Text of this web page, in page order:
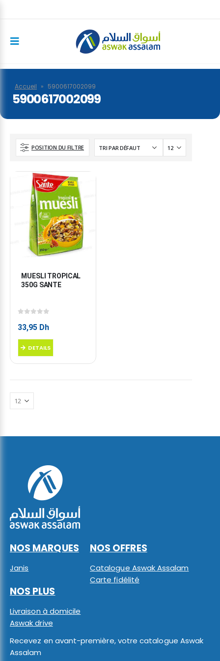
Accueil » 5900617002099
5900617002099
POSITION DU FILTRE
MUESLI TROPICAL
350G SANTE
33,95 Dh
DETAILS
NOS MARQUES
Janis
NOS OFFRES
Catalogue Aswak Assalam
Carte fidélité
NOS PLUS
Livraison à domicile
Aswak drive
Recevez en avant-première, votre catalogue Aswak
Assalam